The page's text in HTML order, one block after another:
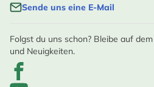
Sende uns eine E-Mail
Folgst du uns schon? Bleibe auf
und Neuigkeiten.